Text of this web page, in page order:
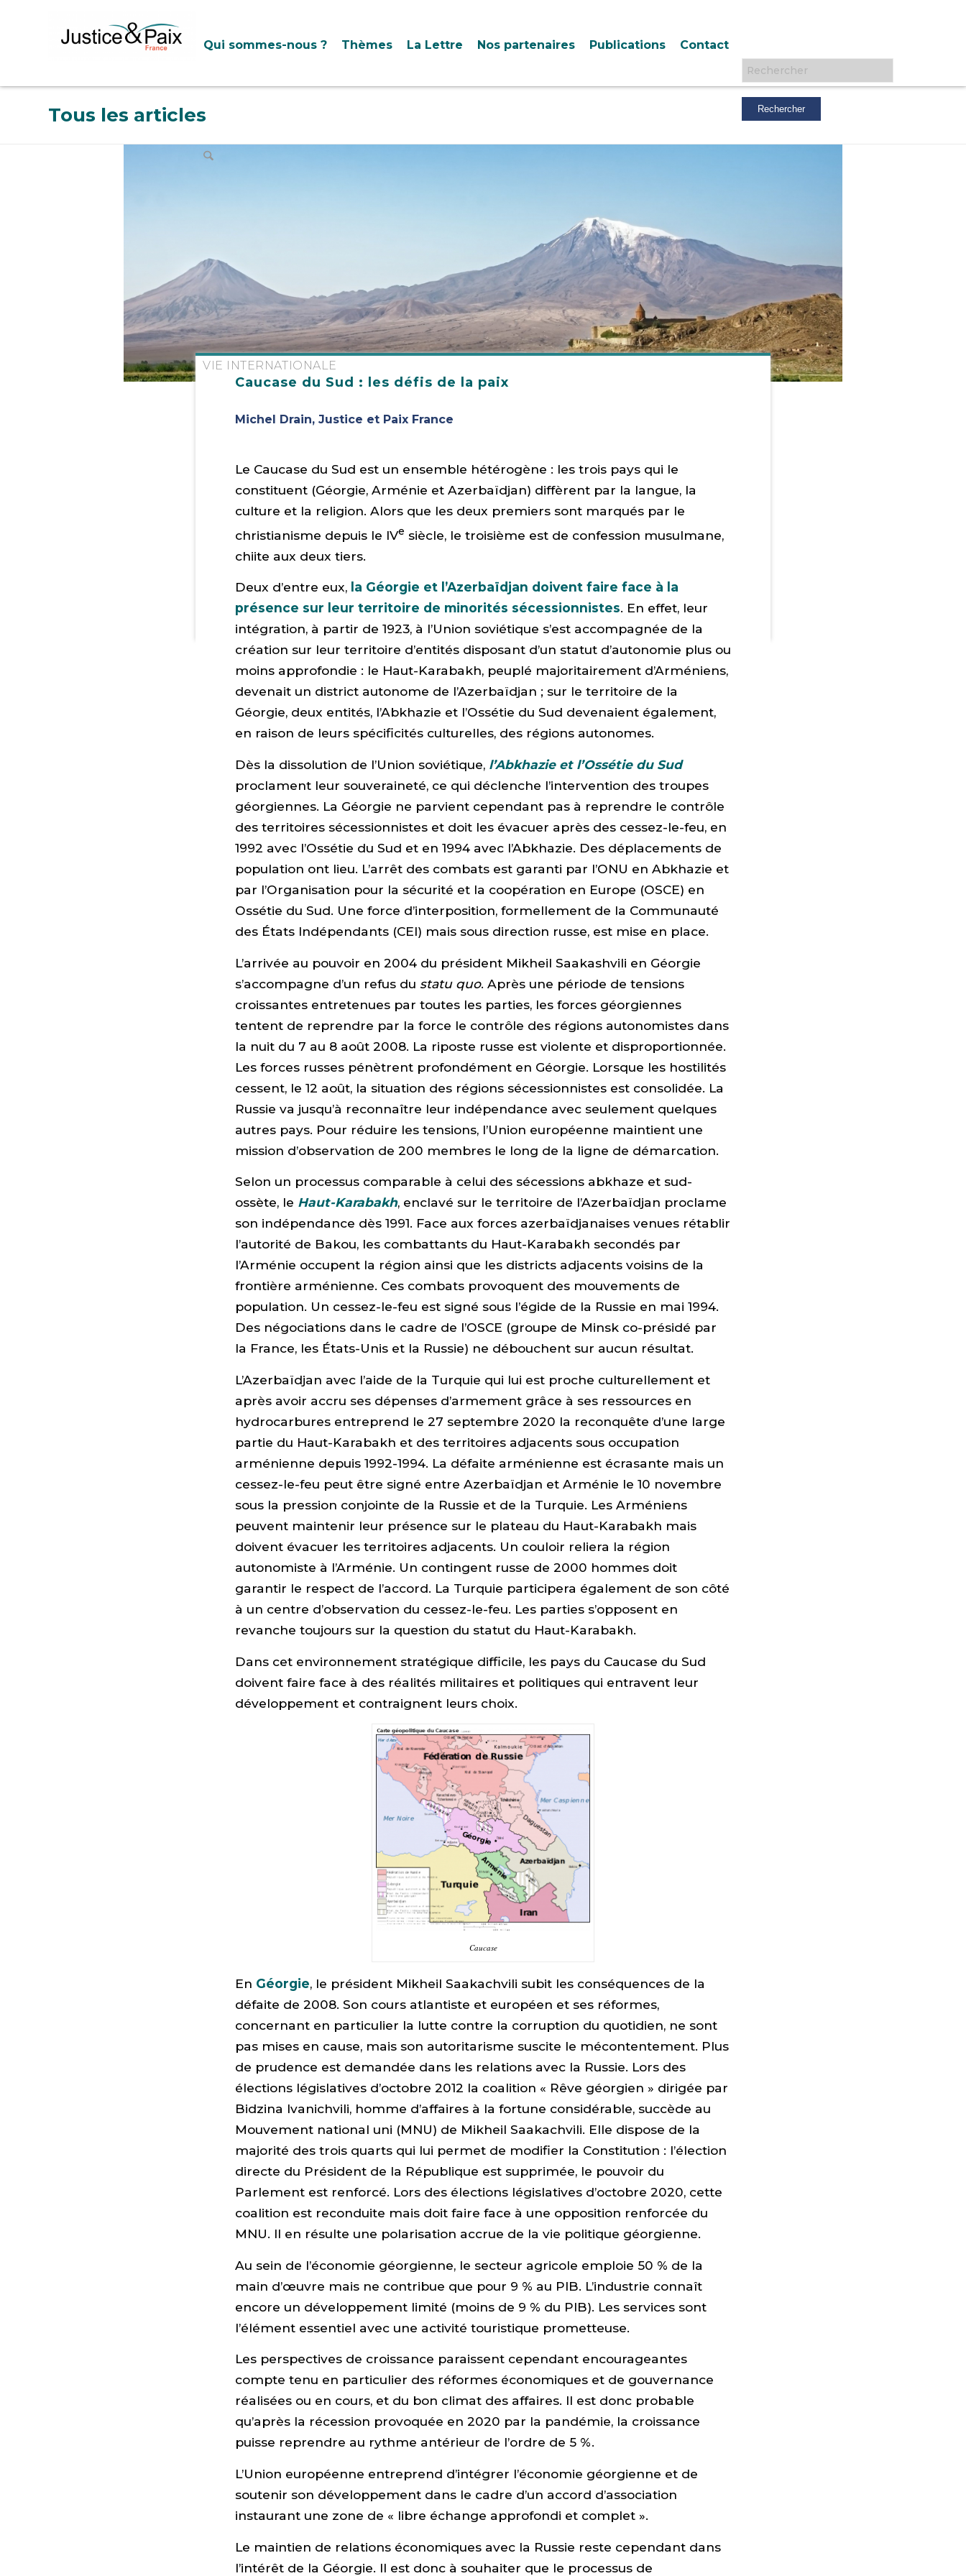
Qui sommes-nous ? Thèmes La Lettre Nos partenaires Publications Contact
Rechercher :
Tous les articles
Caucase du Sud : les défis de la paix
VIE INTERNATIONALE
Michel Drain, Justice et Paix France
Le Caucase du Sud est un ensemble hétérogène : les trois pays qui le
constituent (Géorgie, Arménie et Azerbaïdjan) diffèrent par la langue, la
culture et la religion. Alors que les deux premiers sont marqués par le
christianisme depuis le IVe siècle, le troisième est de confession musulmane,
chiite aux deux tiers.
Deux d’entre eux, la Géorgie et l’Azerbaïdjan doivent faire face à la
présence sur leur territoire de minorités sécessionnistes. En effet, leur
intégration, à partir de 1923, à l’Union soviétique s’est accompagnée de la
création sur leur territoire d’entités disposant d’un statut d’autonomie plus ou
moins approfondie : le Haut-Karabakh, peuplé majoritairement d’Arméniens,
devenait un district autonome de l’Azerbaïdjan ; sur le territoire de la
Géorgie, deux entités, l’Abkhazie et l’Ossétie du Sud devenaient également,
en raison de leurs spécificités culturelles, des régions autonomes.
Dès la dissolution de l’Union soviétique, l’Abkhazie et l’Ossétie du Sud
proclament leur souveraineté, ce qui déclenche l’intervention des troupes
géorgiennes. La Géorgie ne parvient cependant pas à reprendre le contrôle
des territoires sécessionnistes et doit les évacuer après des cessez-le-feu, en
1992 avec l’Ossétie du Sud et en 1994 avec l’Abkhazie. Des déplacements de
population ont lieu. L’arrêt des combats est garanti par l’ONU en Abkhazie et
par l’Organisation pour la sécurité et la coopération en Europe (OSCE) en
Ossétie du Sud. Une force d’interposition, formellement de la Communauté
des États Indépendants (CEI) mais sous direction russe, est mise en place.
L’arrivée au pouvoir en 2004 du président Mikheil Saakashvili en Géorgie
s’accompagne d’un refus du statu quo. Après une période de tensions
croissantes entretenues par toutes les parties, les forces géorgiennes
tentent de reprendre par la force le contrôle des régions autonomistes dans
la nuit du 7 au 8 août 2008. La riposte russe est violente et disproportionnée.
Les forces russes pénètrent profondément en Géorgie. Lorsque les hostilités
cessent, le 12 août, la situation des régions sécessionnistes est consolidée. La
Russie va jusqu’à reconnaître leur indépendance avec seulement quelques
autres pays. Pour réduire les tensions, l’Union européenne maintient une
mission d’observation de 200 membres le long de la ligne de démarcation.
Selon un processus comparable à celui des sécessions abkhaze et sud-
ossète, le Haut-Karabakh, enclavé sur le territoire de l’Azerbaïdjan proclame
son indépendance dès 1991. Face aux forces azerbaïdjanaises venues rétablir
l’autorité de Bakou, les combattants du Haut-Karabakh secondés par
l’Arménie occupent la région ainsi que les districts adjacents voisins de la
frontière arménienne. Ces combats provoquent des mouvements de
population. Un cessez-le-feu est signé sous l’égide de la Russie en mai 1994.
Des négociations dans le cadre de l’OSCE (groupe de Minsk co-présidé par
la France, les États-Unis et la Russie) ne débouchent sur aucun résultat.
L’Azerbaïdjan avec l’aide de la Turquie qui lui est proche culturellement et
après avoir accru ses dépenses d’armement grâce à ses ressources en
hydrocarbures entreprend le 27 septembre 2020 la reconquête d’une large
partie du Haut-Karabakh et des territoires adjacents sous occupation
arménienne depuis 1992-1994. La défaite arménienne est écrasante mais un
cessez-le-feu peut être signé entre Azerbaïdjan et Arménie le 10 novembre
sous la pression conjointe de la Russie et de la Turquie. Les Arméniens
peuvent maintenir leur présence sur le plateau du Haut-Karabakh mais
doivent évacuer les territoires adjacents. Un couloir reliera la région
autonomiste à l’Arménie. Un contingent russe de 2000 hommes doit
garantir le respect de l’accord. La Turquie participera également de son côté
à un centre d’observation du cessez-le-feu. Les parties s’opposent en
revanche toujours sur la question du statut du Haut-Karabakh.
Dans cet environnement stratégique difficile, les pays du Caucase du Sud
doivent faire face à des réalités militaires et politiques qui entravent leur
développement et contraignent leurs choix.
Caucase
En Géorgie, le président Mikheil Saakachvili subit les conséquences de la
défaite de 2008. Son cours atlantiste et européen et ses réformes,
concernant en particulier la lutte contre la corruption du quotidien, ne sont
pas mises en cause, mais son autoritarisme suscite le mécontentement. Plus
de prudence est demandée dans les relations avec la Russie. Lors des
élections législatives d’octobre 2012 la coalition « Rêve géorgien » dirigée par
Bidzina Ivanichvili, homme d’affaires à la fortune considérable, succède au
Mouvement national uni (MNU) de Mikheil Saakachvili. Elle dispose de la
majorité des trois quarts qui lui permet de modifier la Constitution : l’élection
directe du Président de la République est supprimée, le pouvoir du
Parlement est renforcé. Lors des élections législatives d’octobre 2020, cette
coalition est reconduite mais doit faire face à une opposition renforcée du
MNU. Il en résulte une polarisation accrue de la vie politique géorgienne.
Au sein de l’économie géorgienne, le secteur agricole emploie 50 % de la
main d’œuvre mais ne contribue que pour 9 % au PIB. L’industrie connaît
encore un développement limité (moins de 9 % du PIB). Les services sont
l’élément essentiel avec une activité touristique prometteuse.
Les perspectives de croissance paraissent cependant encourageantes
compte tenu en particulier des réformes économiques et de gouvernance
réalisées ou en cours, et du bon climat des affaires. Il est donc probable
qu’après la récession provoquée en 2020 par la pandémie, la croissance
puisse reprendre au rythme antérieur de l’ordre de 5 %.
L’Union européenne entreprend d’intégrer l’économie géorgienne et de
soutenir son développement dans le cadre d’un accord d’association
instaurant une zone de « libre échange approfondi et complet ».
Le maintien de relations économiques avec la Russie reste cependant dans
l’intérêt de la Géorgie. Il est donc à souhaiter que le processus de